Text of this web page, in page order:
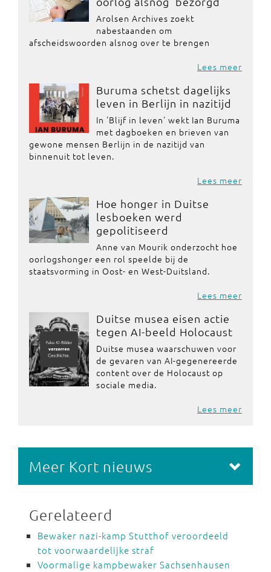
Arolsen Archives zoekt
nabestaanden om
afscheidswoorden alsnog over te brengen
Lees meer
Buruma schetst dagelijks
leven in Berlijn in nazitijd
In 'Blijf in leven' wekt Ian Buruma
met dagboeken en brieven van
gewone mensen Berlijn in de nazitijd van
binnenuit tot leven.
Lees meer
Hoe honger in Duitse
lesboeken werd
gepolitiseerd
Anne van Mourik onderzocht hoe
oorlogshonger een rol speelde bij de
staatsvorming in Oost- en West-Duitsland.
Lees meer
Duitse musea eisen actie
tegen AI-beeld Holocaust
Duitse musea waarschuwen voor
de gevaren van AI-gegenereerde
content over de Holocaust op
sociale media.
Lees meer
Meer Kort nieuws
Gerelateerd
Bewaker nazi-kamp Stutthof veroordeeld
tot voorwaardelijke straf
Voormalige kampbewaker Sachsenhausen